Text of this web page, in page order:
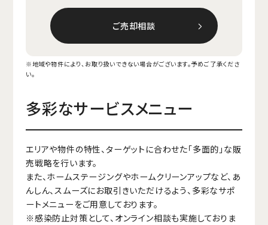
ご売却相談
※地域や物件により、お取り扱いできない場合がございます。予めご了承くださ
い。
多彩なサービスメニュー
エリアや物件の特性、ターゲットに合わせた「多面的」な販
売戦略を行います。
また、ホームステージングやホームクリーンアップなど、あ
んしん、スムーズにお取引きいただけるよう、多彩なサポ
ートメニューをご用意しております。
※感染防止対策として、オンライン相談も実施しておりま